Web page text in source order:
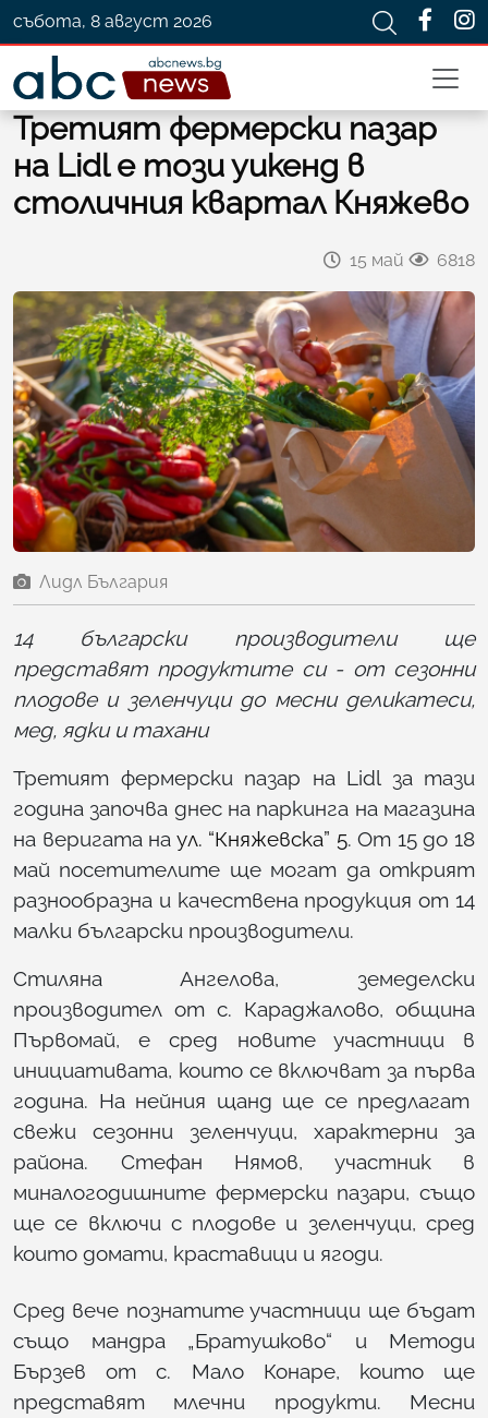
събота, 8 август 2026
Третият фермерски пазар
на Lidl е този уикенд в
столичния квартал Княжево
15 май 6818
Лидл България
14 български производители ще
представят продуктите си - от сезонни
плодове и зеленчуци до месни деликатеси,
мед, ядки и тахани
Третият фермерски пазар на Lidl за тази
година започва днес на паркинга на магазина
на веригата на ул. “Княжевска” 5. От 15 до 18
май посетителите ще могат да открият
разнообразна и качествена продукция от 14
малки български производители.
Стиляна Ангелова, земеделски
производител от с. Караджалово, община
Първомай, е сред новите участници в
инициативата, които се включват за първа
година. На нейния щанд ще се предлагат
свежи сезонни зеленчуци, характерни за
района. Стефан Нямов, участник в
миналогодишните фермерски пазари, също
ще се включи с плодове и зеленчуци, сред
които домати, краставици и ягоди.
Сред вече познатите участници ще бъдат
също мандра „Братушково“ и Методи
Бързев от с. Мало Конаре, които ще
представят млечни продукти. Месни